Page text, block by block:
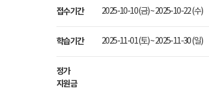
접수기간 2025-10-10 (금) ~ 2025-10-22 (수)
학습기간 2025-11-01 (토) ~ 2025-11-30 (일)
정가
지원금